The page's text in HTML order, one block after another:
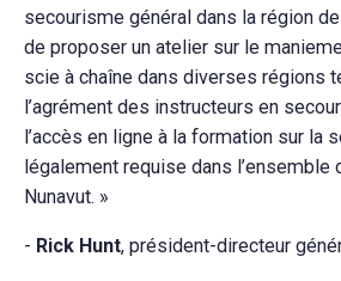
secourisme général dans la région
de proposer un atelier sur le
scie à chaîne dans diverses régions
l’agrément des instructeurs en
l’accès en ligne à la formation sur la
légalement requise dans l’ensemble
Nunavut. »
- Rick Hunt, président-directeur